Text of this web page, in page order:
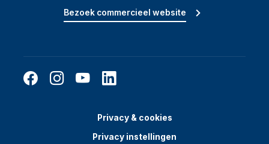
Bezoek commercieel website
Privacy & cookies
Privacy instellingen